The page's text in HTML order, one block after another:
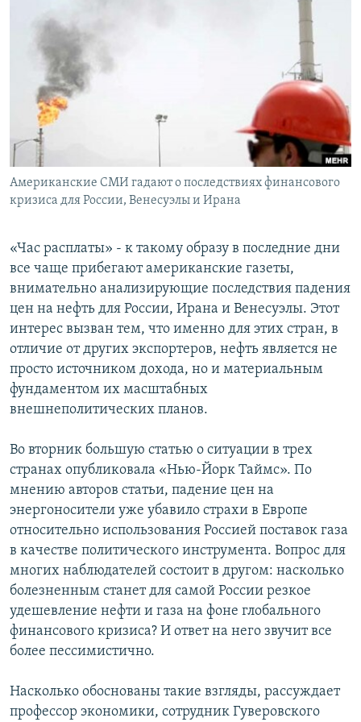
РАСПИСАНИЕ ВЕЩАНИЯ
ПОДПИШИТЕСЬ НА РАССЫЛКУ
СОЦИАЛЬНЫЕ СЕТИ
Все сайты РСЕ/РС
Американские СМИ гадают о последствиях финансового
кризиса для России, Венесуэлы и Ирана
«Час расплаты» - к такому образу в последние дни
все чаще прибегают американские газеты,
внимательно анализирующие последствия падения
цен на нефть для России, Ирана и Венесуэлы. Этот
интерес вызван тем, что именно для этих стран, в
отличие от других экспортеров, нефть является не
просто источником дохода, но и материальным
фундаментом их масштабных
внешнеполитических планов.
Во вторник большую статью о ситуации в трех
странах опубликовала «Нью-Йорк Таймс». По
мнению авторов статьи, падение цен на
энергоносители уже убавило страхи в Европе
относительно использования Россией поставок газа
в качестве политического инструмента. Вопрос для
многих наблюдателей состоит в другом: насколько
болезненным станет для самой России резкое
удешевление нефти и газа на фоне глобального
финансового кризиса? И ответ на него звучит все
более пессимистично.
Насколько обоснованы такие взгляды, рассуждает
профессор экономики, сотрудник Гуверовского